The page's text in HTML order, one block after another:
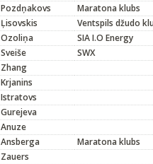
Pozdņakovs
Maratona klubs
Ļisovskis
Ventspils džudo
Ozoliņa
SIA I.O Energy
Sveiše
SWX
Zhang
Krjanins
Istratovs
Gurejeva
Anuze
Ansberga
Maratona klubs
Zauers